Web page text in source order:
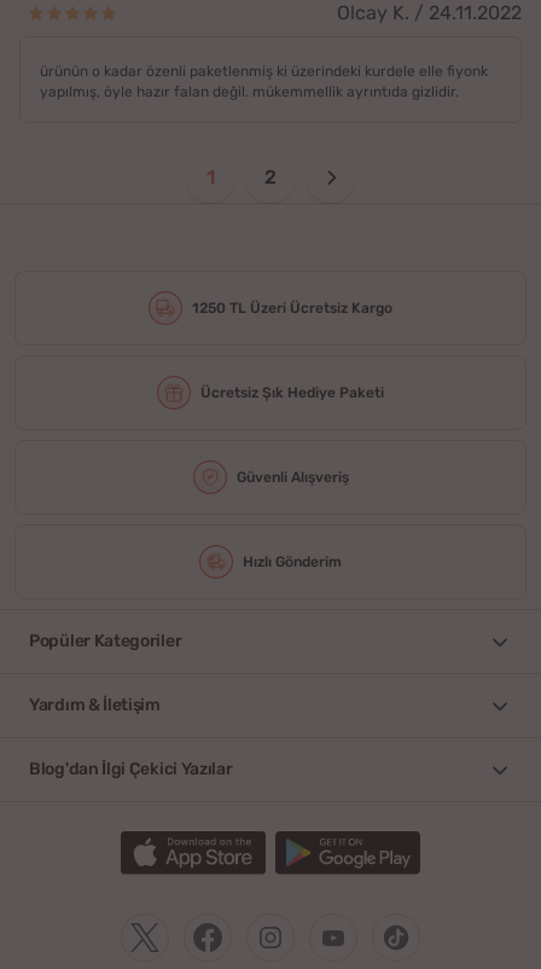
Olcay K. / 24.11.2022
ürünün o kadar özenli paketlenmiş ki üzerindeki kurdele elle fiyonk
yapılmış, öyle hazır falan değil. mükemmellik ayrıntıda gizlidir.
1 2
1250 TL Üzeri Ücretsiz Kargo
Ücretsiz Şık Hediye Paketi
Güvenli Alışveriş
Hızlı Gönderim
Popüler Kategoriler
Yardım & İletişim
Blog'dan İlgi Çekici Yazılar